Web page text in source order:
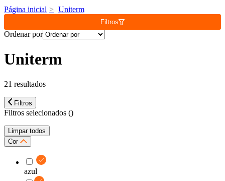
Página inicial
Uniterm
Filtros
Ordenar por
Uniterm
21 resultados
Filtros
Filtros selecionados ()
Limpar todos
Cor
azul